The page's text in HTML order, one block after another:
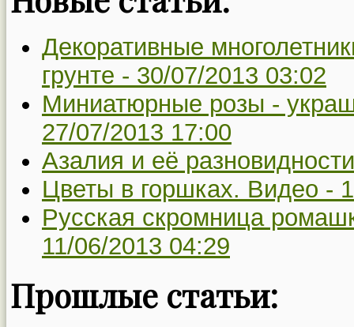
Декоративные
грунте - 30/07/2013 03:02
Миниатюрные розы -
27/07/2013 17:00
Азалия и её
Цветы в горшках. Видео -
Русская скромница
11/06/2013 04:29
Прошлые статьи: